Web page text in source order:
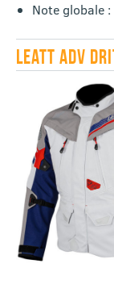
Note globale
LEATT ADV